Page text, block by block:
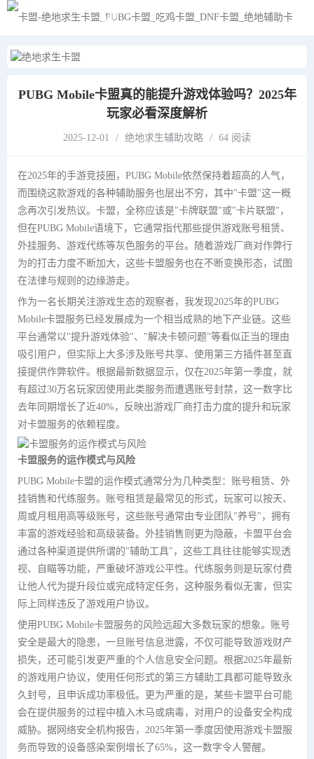
黑夜模式
PUBG Mobile卡盟真的能提升游戏体验吗？2025年
玩家必看深度解析
2025-12-01 / 绝地求生辅助攻略 / 64 阅读
在2025年的手游竞技圈，PUBG Mobile依然保持着超高的人气，
而围绕这款游戏的各种辅助服务也层出不穷，其中"卡盟"这一概
念再次引发热议。卡盟，全称应该是"卡牌联盟"或"卡片联盟"，
但在PUBG Mobile语境下，它通常指代那些提供游戏账号租赁、
外挂服务、游戏代练等灰色服务的平台。随着游戏厂商对作弊行
为的打击力度不断加大，这些卡盟服务也在不断变换形态，试图
在法律与规则的边缘游走。
作为一名长期关注游戏生态的观察者，我发现2025年的PUBG
Mobile卡盟服务已经发展成为一个相当成熟的地下产业链。这些
平台通常以"提升游戏体验"、"解决卡顿问题"等看似正当的理由
吸引用户，但实际上大多涉及账号共享、使用第三方插件甚至直
接提供作弊软件。根据最新数据显示，仅在2025年第一季度，就
有超过30万名玩家因使用此类服务而遭遇账号封禁，这一数字比
去年同期增长了近40%，反映出游戏厂商打击力度的提升和玩家
对卡盟服务的依赖程度。
卡盟服务的运作模式与风险
PUBG Mobile卡盟的运作模式通常分为几种类型：账号租赁、外
挂销售和代练服务。账号租赁是最常见的形式，玩家可以按天、
周或月租用高等级账号，这些账号通常由专业团队"养号"，拥有
丰富的游戏经验和高级装备。外挂销售则更为隐蔽，卡盟平台会
通过各种渠道提供所谓的"辅助工具"，这些工具往往能够实现透
视、自瞄等功能，严重破坏游戏公平性。代练服务则是玩家付费
让他人代为提升段位或完成特定任务，这种服务看似无害，但实
际上同样违反了游戏用户协议。
使用PUBG Mobile卡盟服务的风险远超大多数玩家的想象。账号
安全是最大的隐患，一旦账号信息泄露，不仅可能导致游戏财产
损失，还可能引发更严重的个人信息安全问题。根据2025年最新
的游戏用户协议，使用任何形式的第三方辅助工具都可能导致永
久封号，且申诉成功率极低。更为严重的是，某些卡盟平台可能
会在提供服务的过程中植入木马或病毒，对用户的设备安全构成
威胁。据网络安全机构报告，2025年第一季度因使用游戏卡盟服
务而导致的设备感染案例增长了65%，这一数字令人警醒。